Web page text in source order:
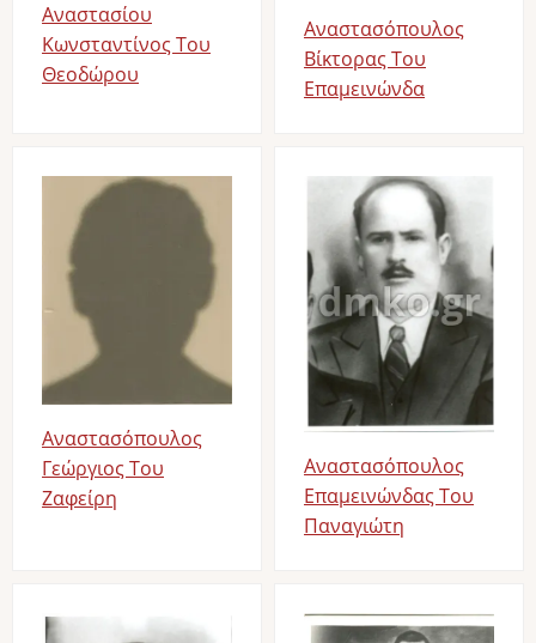
Αναστασίου
Κωνσταντίνος Του
Θεοδώρου
Αναστασόπουλος
Βίκτορας Του
Επαμεινώνδα
Image
Αναστασόπουλος
Γεώργιος Του
Ζαφείρη
Image
Αναστασόπουλος
Επαμεινώνδας Του
Παναγιώτη
Image Image